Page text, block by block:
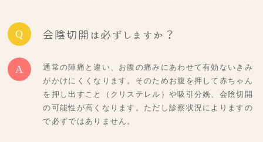
Q 会陰切開は必ずしますか？
A
通常の陣痛と違い、お腹の痛みにあわせて有効ないきみ
がかけにくくなります。そのためお腹を押して赤ちゃん
を押し出すこと（クリステレル）や吸引分娩、会陰切開
の可能性が高くなります。ただし診察状況によりますの
で必ずではありません。